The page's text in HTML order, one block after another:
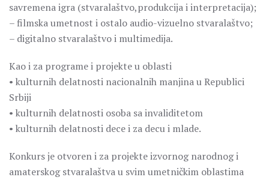
savremena igra (stvaralaštvo,produkcija i interpretacija);
– filmska umetnost i ostalo audio-vizuelno stvaralaštvo;
– digitalno stvaralaštvo i multimedija.
Kao i za programe i projekte u oblasti
• kulturnih delatnosti nacionalnih manjina u Republici
Srbiji
• kulturnih delatnosti osoba sa invaliditetom
• kulturnih delatnosti dece i za decu i mlade.
Konkurs je otvoren i za projekte izvornog narodnog i
amaterskog stvaralaštva u svim umetničkim oblastima